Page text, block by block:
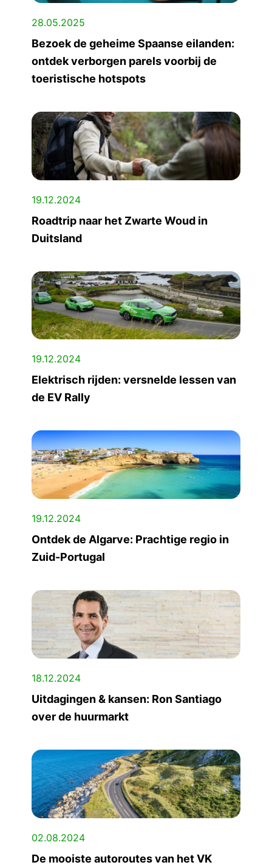
28.05.2025
Bezoek de geheime Spaanse eilanden:
ontdek verborgen parels voorbij de
toeristische hotspots
19.12.2024
Roadtrip naar het Zwarte Woud in
Duitsland
19.12.2024
Elektrisch rijden: versnelde lessen van
de EV Rally
19.12.2024
Ontdek de Algarve: Prachtige regio in
Zuid-Portugal
18.12.2024
Uitdagingen & kansen: Ron Santiago
over de huurmarkt
02.08.2024
De mooiste autoroutes van het VK